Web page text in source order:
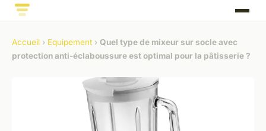
Accueil › Equipement › Quel type de mixeur sur socle avec
protection anti-éclaboussure est optimal pour la pâtisserie ?